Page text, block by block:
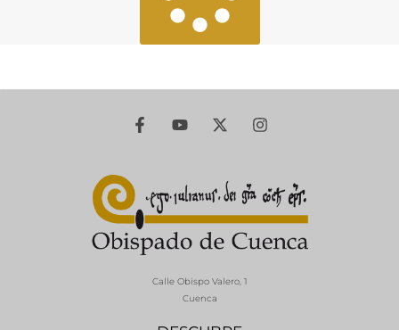
Calle Obispo Valero, 1
Cuenca